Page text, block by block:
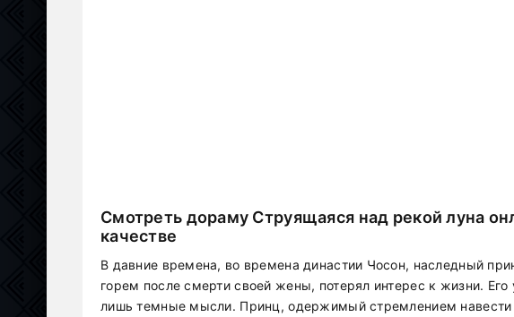
Смотреть дораму Струящаяся над рекой луна
качестве
В давние времена, во времена династии Чосон, наследный
горем после смерти своей жены, потерял интерес к жизни.
лишь темные мысли. Принц, одержимый стремлением навести